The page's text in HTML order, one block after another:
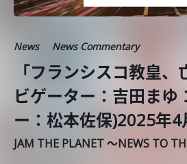
News News Commentary
「フランシスコ教皇
ビゲーター：吉田まゆ
ー：松本佐保)2025年4
JAM THE PLANET ～NEWS TO